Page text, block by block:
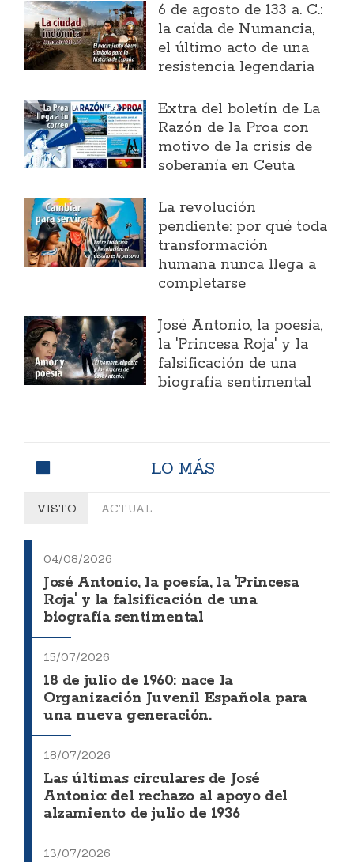
6 de agosto de 133 a. C.:
la caída de Numancia,
el último acto de una
resistencia legendaria
Extra del boletín de La
Razón de la Proa con
motivo de la crisis de
soberanía en Ceuta
La revolución
pendiente: por qué toda
transformación
humana nunca llega a
completarse
José Antonio, la poesía,
la 'Princesa Roja' y la
falsificación de una
biografía sentimental
LO MÁS
VISTO ACTUAL
04/08/2026
José Antonio, la poesía, la 'Princesa
Roja' y la falsificación de una
biografía sentimental
15/07/2026
18 de julio de 1960: nace la
Organización Juvenil Española para
una nueva generación.
18/07/2026
Las últimas circulares de José
Antonio: del rechazo al apoyo del
alzamiento de julio de 1936
13/07/2026